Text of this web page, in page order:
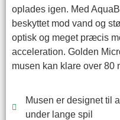
oplades igen. Med
beskyttet mod vand og
optisk og meget præcis
acceleration. Golden
musen kan klare over 80
Musen er designet til
under lange spil